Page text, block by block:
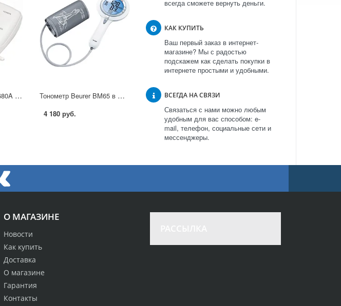
Тонометр Armed YE-680A в Москве Тонометр Beurer BM65 в Москве
4 180 руб.
всегда сможете вернуть деньги.
КАК КУПИТЬ
Ваш первый заказ в интернет-
магазине? Мы с радостью
подскажем как сделать покупки в
интернете простыми и удобными.
ВСЕГДА НА СВЯЗИ
Связаться с нами можно любым
удобным для вас способом: e-
mail, телефон, социальные сети и
мессенджеры.
О МАГАЗИНЕ
Новости
Как купить
Доставка
О магазине
Гарантия
Контакты